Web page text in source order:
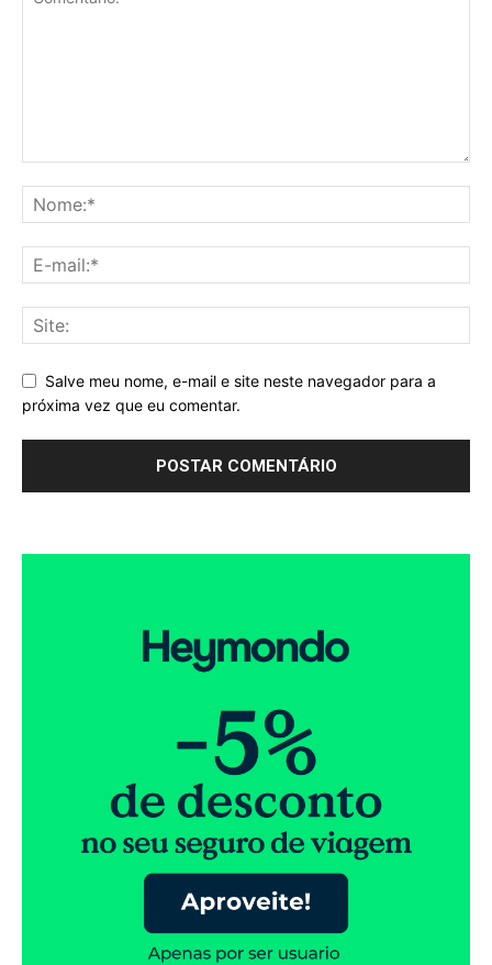
Salve meu nome, e-mail e site neste navegador para a
próxima vez que eu comentar.